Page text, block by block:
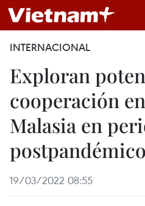
INTERNACIONAL
Exploran
cooperación
Malasia en
postpandémico
19/03/2022 08:55